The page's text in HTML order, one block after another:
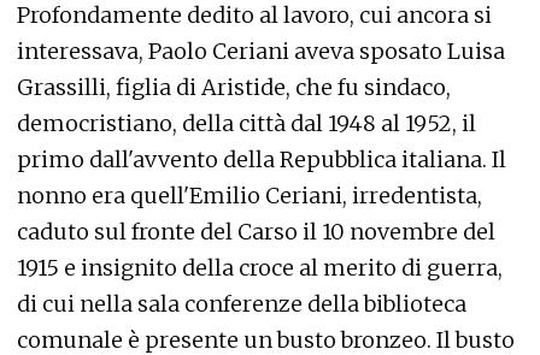
Profondamente dedito al lavoro, cui ancora si
interessava, Paolo Ceriani aveva sposato Luisa
Grassilli, figlia di Aristide, che fu sindaco,
democristiano, della città dal 1948 al 1952, il
primo dall'avvento della Repubblica italiana. Il
nonno era quell'Emilio Ceriani, irredentista,
caduto sul fronte del Carso il 10 novembre del
1915 e insignito della croce al merito di guerra,
di cui nella sala conferenze della biblioteca
comunale è presente un busto bronzeo. Il busto